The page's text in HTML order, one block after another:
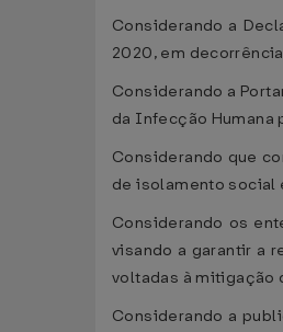
Considerando a
2020, em
Considerando a
da Infecção Humana
Considerando que
de isolamento social
Considerando os
visando a garantir a
voltadas à mitigação
Considerando a